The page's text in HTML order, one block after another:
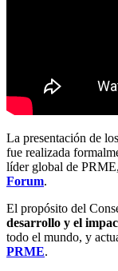
La presentación de
fue realizada
líder global de
Forum.
El propósito del
desarrollo y el
todo el mundo, y
PRME.